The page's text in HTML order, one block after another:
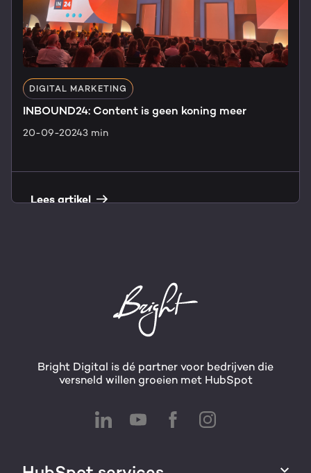
DIGITAL MARKETING
INBOUND24: Content is geen koning meer
20-09-20243 min
Lees artikel
Bright Digital is dé partner voor bedrijven die
versneld willen groeien met HubSpot